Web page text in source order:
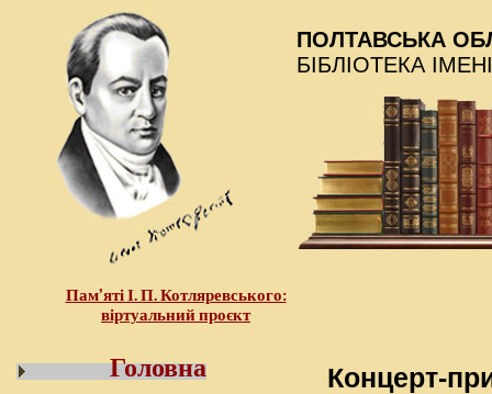
Пам’яті І. П. Котляревського:
віртуальний проєкт
ПОЛТАВСЬКА
БІБЛІОТЕКА
Головна Концерт-